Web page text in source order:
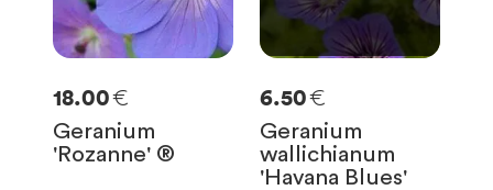
18.00€
Geranium
'Rozanne' ®
6.50€
Geranium
wallichianum
'Havana Blues'